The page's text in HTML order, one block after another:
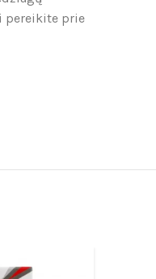
pereikite prie